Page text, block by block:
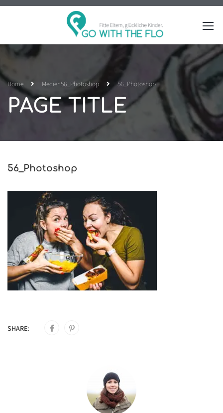
Home Medien56_Photoshop 56_Photoshop
PAGE TITLE
56_Photoshop
SHARE: